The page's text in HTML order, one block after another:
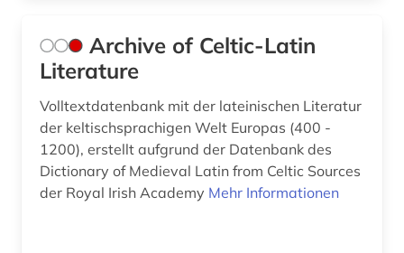
kolonie (1)
kommentar (6)
konkordanz (12)
koptisch (3)
Archive of Celtic-Latin
Literature
Volltextdatenbank mit der lateinischen Literatur
der keltischsprachigen Welt Europas (400 -
1200), erstellt aufgrund der Datenbank des
Dictionary of Medieval Latin from Celtic Sources
der Royal Irish Academy Mehr Informationen